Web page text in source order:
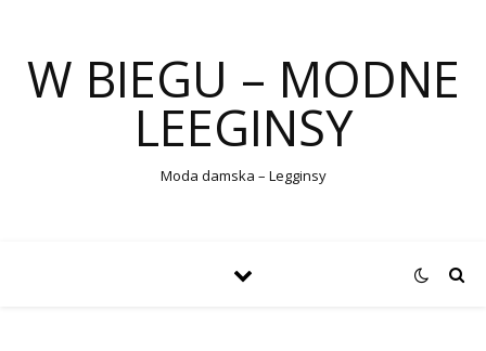
W BIEGU – MODNE
LEEGINSY
Moda damska – Legginsy